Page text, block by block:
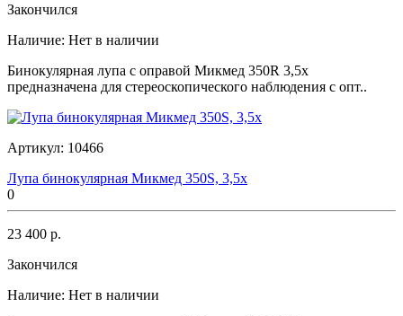
Закончился
Наличие: Нет в наличии
Бинокулярная лупа с оправой Микмед 350R 3,5x
предназначена для стереоскопического наблюдения с опт..
Артикул: 10466
Лупа бинокулярная Микмед 350S, 3,5x
0
23 400 р.
Закончился
Наличие: Нет в наличии